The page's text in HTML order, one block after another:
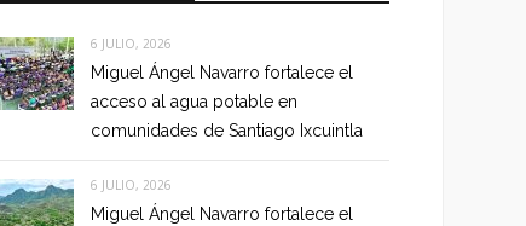
6 JULIO, 2026
Miguel Ángel Navarro fortalece el
acceso al agua potable en
comunidades de Santiago Ixcuintla
6 JULIO, 2026
Miguel Ángel Navarro fortalece el